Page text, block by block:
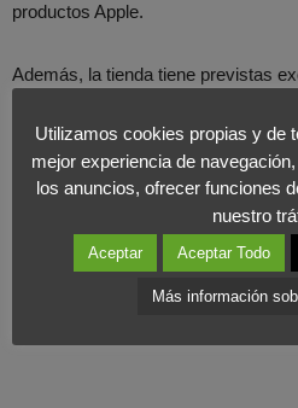
productos Apple.
Además, la tienda tiene previstas
educativas, y se celebrarán los
para niños de entre 8 y 12 años.
Utilizamos cookies propias y de
mejor experiencia de
los anuncios, ofrecer funciones
nuestro
Aceptar Aceptar Todo
Más información